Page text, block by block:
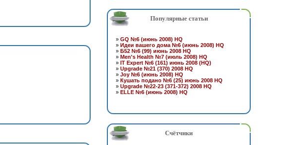
Популярные статьи
» GQ №6 (июнь 2008) HQ
» Идеи вашего дома №6 (июнь 2008) HQ
» Б52 №6 (99) июнь 2008 HQ
» Men's Health №7 (июль 2008) HQ
» IT Expert №6 (161) июнь 2008 (HQ)
» Upgrade №21 (370) 2008 HQ
» Joy №6 (июнь 2008) HQ
» Кушать подано №6 (25) июнь 2008 HQ
» Upgrade №22-23 (371-372) 2008 HQ
» ELLE №6 (июнь 2008) HQ
Счётчики